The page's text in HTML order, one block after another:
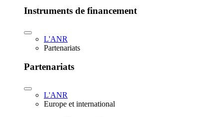
Instruments de financement
L'ANR
Partenariats
Partenariats
L'ANR
Europe et international